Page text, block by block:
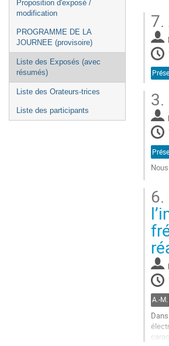
Proposition d'exposé /
modification
PROGRAMME DE LA
JOURNEE (provisoire)
Liste des Exposés (avec
résumés)
Liste des Orateurs-trices
Liste des participants
7.
3.
à
la
page
de
la
6.
A.-M.